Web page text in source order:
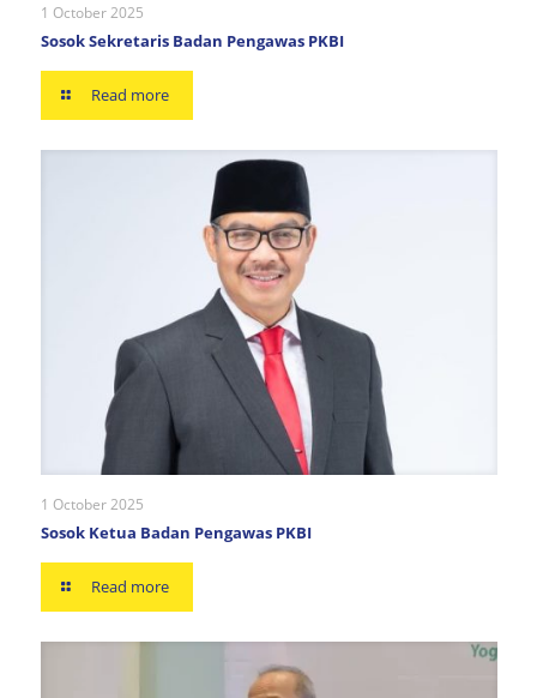
1 October 2025
Sosok Sekretaris Badan Pengawas PKBI
Read more
1 October 2025
Sosok Ketua Badan Pengawas PKBI
Read more